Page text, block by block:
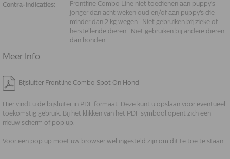
Contra-indicaties:
Frontline Combo Line niet toedienen aan puppy's
jonger dan acht weken oud en/of aan puppy's die
minder dan 2 kg wegen.. Niet gebruiken bij zieke of
herstellende dieren.. Niet gebruiken bij andere dieren
dan honden..
Meer Info
Bijsluiter Frontline Combo Spot On Hond
Hier vindt u de bijsluiter in PDF formaat. Deze kunt u opslaan voor eventueel
toekomstig gebruik. Bij het klikken van het PDF symbool opent zich een
nieuw scherm of pop up.
Voor een pop up moet uw browser wel ingesteld zijn om dit te toe te staan.